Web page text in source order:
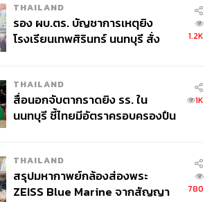
THAILAND
รอง ผบ.ตร. บัญชาการเหตุยิง
โรงเรียนเทพศิรินทร์ นนทบุรี สั่ง
1.2K
THAILAND
สื่อนอกจับตากราดยิง รร. ใน
นนทบุรี ชี้ไทยมีอัตราครอบครองปืน
1K
THAILAND
สรุปมหากาพย์กล้องส่องพระ
ZEISS Blue Marine จากสัญญา
780